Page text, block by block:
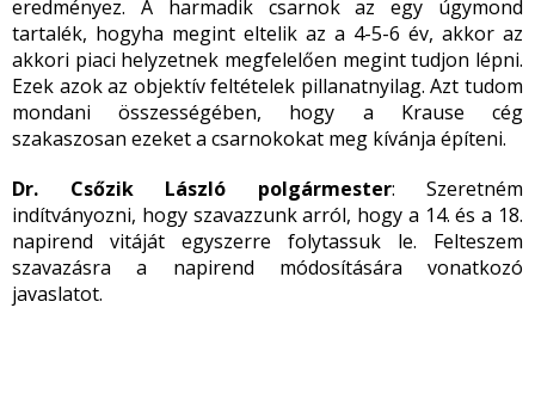
eredményez. A harmadik csarnok az egy úgymond
tartalék, hogyha megint eltelik az a 4-5-6 év, akkor az
akkori piaci helyzetnek megfelelően megint tudjon lépni.
Ezek azok az objektív feltételek pillanatnyilag. Azt tudom
mondani összességében, hogy a Krause cég
szakaszosan ezeket a csarnokokat meg kívánja építeni.
Dr. Csőzik László polgármester: Szeretném
indítványozni, hogy szavazzunk arról, hogy a 14. és a 18.
napirend vitáját egyszerre folytassuk le. Felteszem
szavazásra a napirend módosítására vonatkozó
javaslatot.